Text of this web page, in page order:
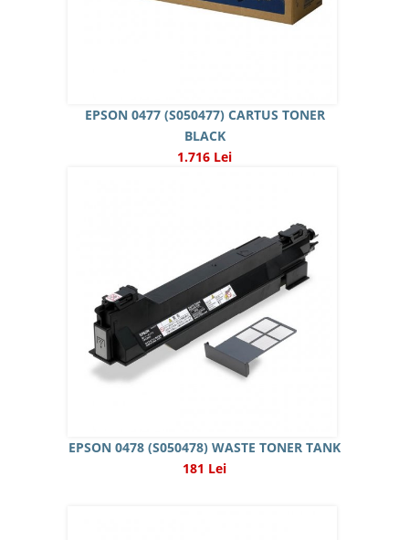
EPSON 0477 (S050477) CARTUS TONER
BLACK
1.716 Lei
EPSON 0478 (S050478) WASTE TONER TANK
181 Lei